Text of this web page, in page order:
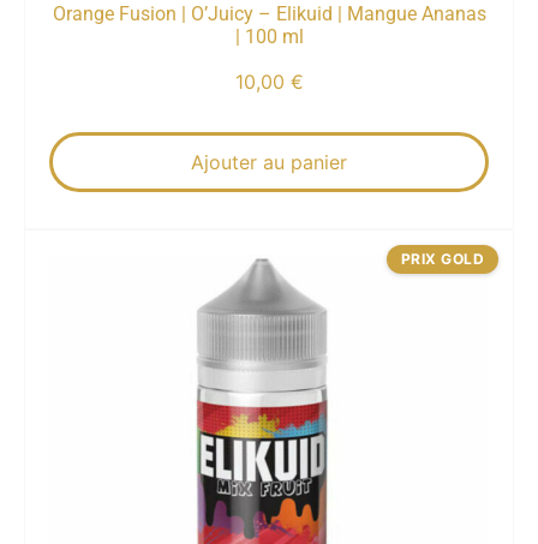
Orange Fusion | O’Juicy – Elikuid | Mangue Ananas
| 100 ml
10,00 €
Ajouter au panier
PRIX GOLD